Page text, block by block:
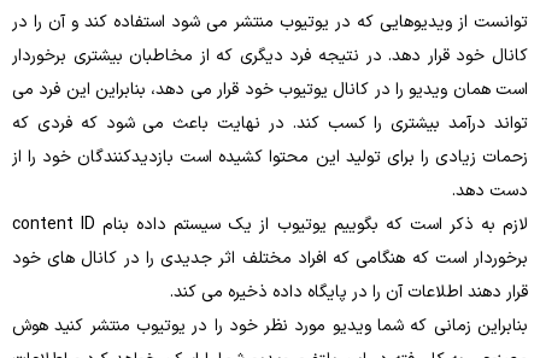
‌توانست از ویدیوهایی که در یوتیوب منتشر می ‌شود استفاده کند و آن را در
کانال خود قرار دهد. در نتیجه فرد دیگری که از مخاطبان بیشتری برخوردار
است همان ویدیو را در کانال یوتیوب خود قرار می ‌دهد، بنابراین این فرد می
‌تواند درآمد بیشتری را کسب کند. در نهایت باعث می ‌شود که فردی که
زحمات زیادی را برای تولید این محتوا کشیده ‌است بازدیدکنندگان خود را از
دست دهد.
لازم به ذکر است که بگوییم یوتیوب از یک سیستم داده بنام content ID
برخوردار است که هنگامی‌ که افراد مختلف اثر جدیدی را در کانال‌ های خود
قرار دهند اطلاعات آن را در پایگاه داده ذخیره می ‌کند.
بنابراین زمانی ‌که شما ویدیو مورد نظر خود را در یوتیوب منتشر کنید هوش